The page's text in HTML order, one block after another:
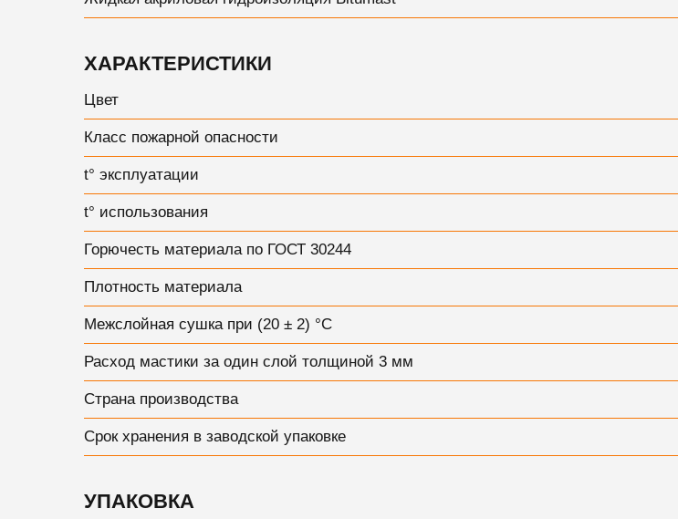
ХАРАКТЕРИСТИКИ
Цвет
Класс пожарной опасности
t° эксплуатации
t° использования
Горючесть материала по ГОСТ 30244
Плотность материала
Межслойная сушка при (20 ± 2) °С
Расход мастики за один слой толщиной 3 мм
Страна производства
Срок хранения в заводской упаковке
УПАКОВКА